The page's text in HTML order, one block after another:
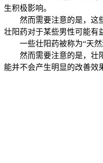
生积极影响。
然而需要注意的是，这些
壮阳药对于某些男性可能有
一些壮阳药被称为“天然
然而需要注意的是，壮阳
能并不会产生明显的改善效